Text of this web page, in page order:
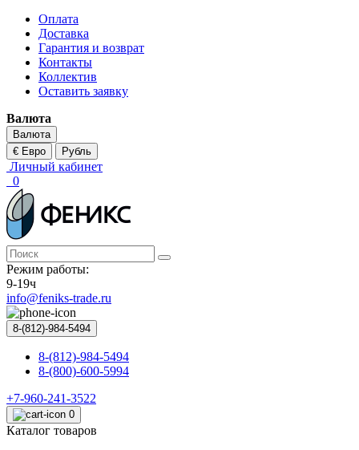
Оплата
Доставка
Гарантия и возврат
Контакты
Коллектив
Оставить заявку
Валюта
Валюта
€ Евро
Рубль
Личный кабинет
0
Режим работы:
9-19ч
info@feniks-trade.ru
8-(812)-984-5494
8-(812)-984-5494
8-(800)-600-5994
+7-960-241-3522
0
Каталог товаров